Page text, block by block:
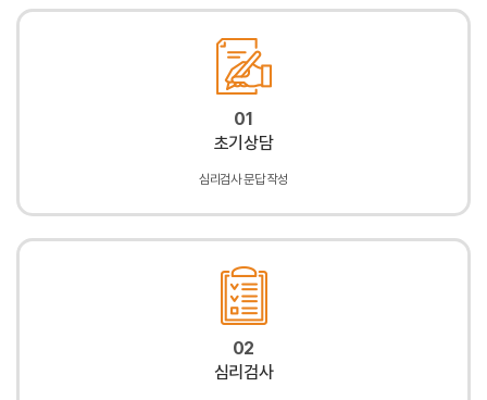
01
초기상담
심리검사 문답 작성
02
심리검사